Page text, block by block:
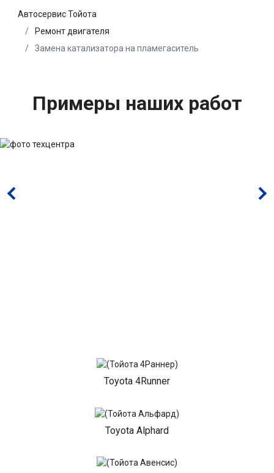
Автосервис Тойота
Ремонт двигателя
Замена катализатора на пламегаситель
Примеры наших работ
Toyota 4Runner
Toyota Alphard